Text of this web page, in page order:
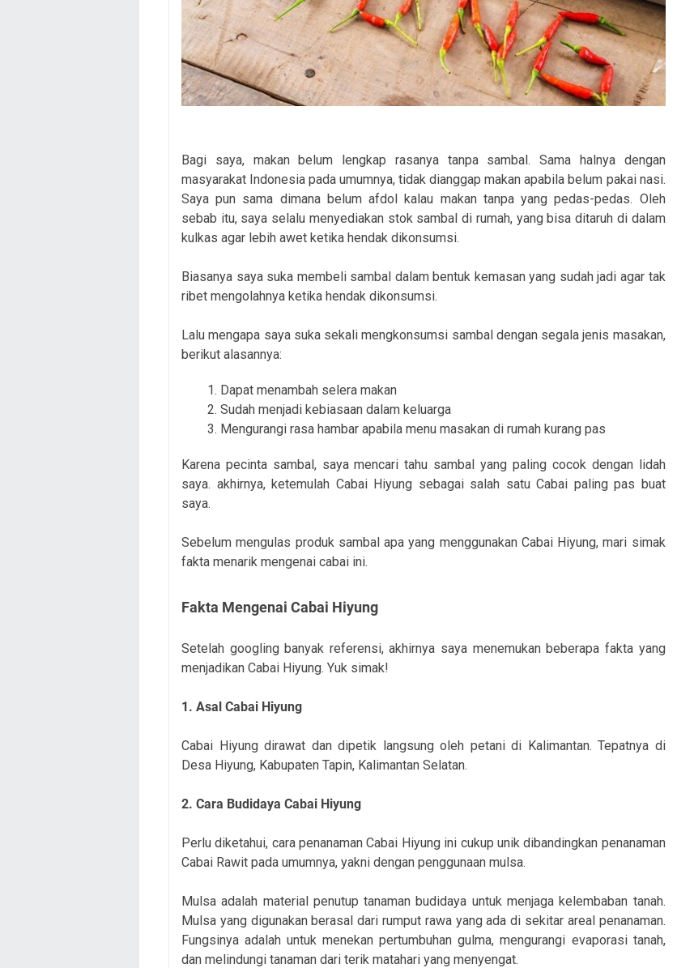
Bagi saya, makan belum lengkap rasanya tanpa sambal. Sama halnya dengan
masyarakat Indonesia pada umumnya, tidak dianggap makan apabila belum pakai nasi.
Saya pun sama dimana belum afdol kalau makan tanpa yang pedas-pedas. Oleh
sebab itu, saya selalu menyediakan stok sambal di rumah, yang bisa ditaruh di dalam
kulkas agar lebih awet ketika hendak dikonsumsi.
Biasanya saya suka membeli sambal dalam bentuk kemasan yang sudah jadi agar tak
ribet mengolahnya ketika hendak dikonsumsi.
Lalu mengapa saya suka sekali mengkonsumsi sambal dengan segala jenis masakan,
berikut alasannya:
Dapat menambah selera makan
Sudah menjadi kebiasaan dalam keluarga
Mengurangi rasa hambar apabila menu masakan di rumah kurang pas
Karena pecinta sambal, saya mencari tahu sambal yang paling cocok dengan lidah
saya. akhirnya, ketemulah Cabai Hiyung sebagai salah satu Cabai paling pas buat
saya.
Sebelum mengulas produk sambal apa yang menggunakan Cabai Hiyung, mari simak
fakta menarik mengenai cabai ini.
Fakta Mengenai Cabai Hiyung
Setelah googling banyak referensi, akhirnya saya menemukan beberapa fakta yang
menjadikan Cabai Hiyung. Yuk simak!
1. Asal Cabai Hiyung
Cabai Hiyung dirawat dan dipetik langsung oleh petani di Kalimantan. Tepatnya di
Desa Hiyung, Kabupaten Tapin, Kalimantan Selatan.
2. Cara Budidaya Cabai Hiyung
Perlu diketahui, cara penanaman Cabai Hiyung ini cukup unik dibandingkan penanaman
Cabai Rawit pada umumnya, yakni dengan penggunaan mulsa.
Mulsa adalah material penutup tanaman budidaya untuk menjaga kelembaban tanah.
Mulsa yang digunakan berasal dari rumput rawa yang ada di sekitar areal penanaman.
Fungsinya adalah untuk menekan pertumbuhan gulma, mengurangi evaporasi tanah,
dan melindungi tanaman dari terik matahari yang menyengat.